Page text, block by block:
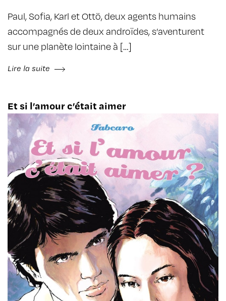
Paul, Sofia, Karl et Ottö, deux agents humains
accompagnés de deux androïdes, s’aventurent
sur une planète lointaine à […]
Lire la suite
Et si l’amour c’était aimer